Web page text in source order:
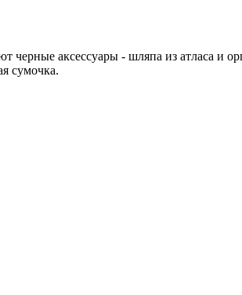
черные аксессуары - шляпа из атласа и
сумочка.